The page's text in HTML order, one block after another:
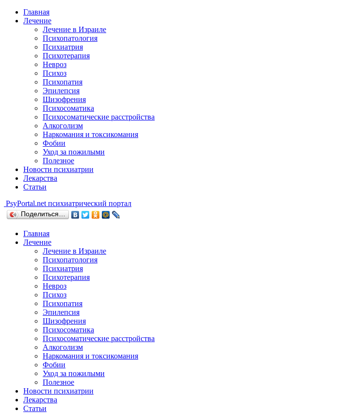
Главная
Лечение
Лечение в Израиле
Психопатология
Психиатрия
Психотерапия
Невроз
Психоз
Психопатия
Эпилепсия
Шизофрения
Психосоматика
Психосоматические расстройства
Алкоголизм
Наркомания и токсикомания
Фобии
Уход за пожилыми
Полезное
Новости психиатрии
Лекарства
Статьи
PsyPortal.net психиатрический портал
Поделиться…
Главная
Лечение
Лечение в Израиле
Психопатология
Психиатрия
Психотерапия
Невроз
Психоз
Психопатия
Эпилепсия
Шизофрения
Психосоматика
Психосоматические расстройства
Алкоголизм
Наркомания и токсикомания
Фобии
Уход за пожилыми
Полезное
Новости психиатрии
Лекарства
Статьи